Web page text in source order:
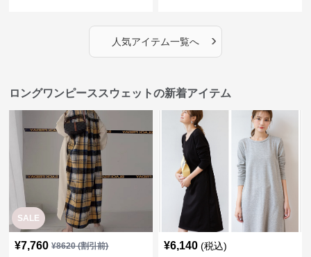
人気アイテム一覧へ ›
ロングワンピーススウェットの新着アイテム
SALE
¥7,760 ¥8620(割引前) ¥6,140 (税込)